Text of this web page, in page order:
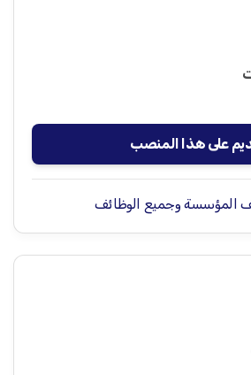
على هذا المنصب
وجميع الوظائف